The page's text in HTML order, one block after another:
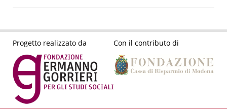
Progetto realizzato da Con il contributo di